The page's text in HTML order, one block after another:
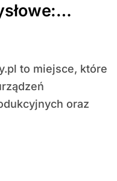
dla
oraz